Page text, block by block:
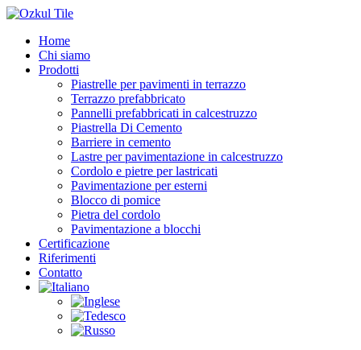
Home
Chi siamo
Prodotti
Piastrelle per pavimenti in terrazzo
Terrazzo prefabbricato
Pannelli prefabbricati in calcestruzzo
Piastrella Di Cemento
Barriere in cemento
Lastre per pavimentazione in calcestruzzo
Cordolo e pietre per lastricati
Pavimentazione per esterni
Blocco di pomice
Pietra del cordolo
Pavimentazione a blocchi
Certificazione
Riferimenti
Contatto